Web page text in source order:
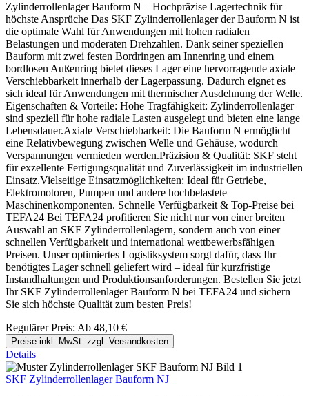
Zylinderrollenlager Bauform N – Hochpräzise Lagertechnik für
höchste Ansprüche Das SKF Zylinderrollenlager der Bauform N ist
die optimale Wahl für Anwendungen mit hohen radialen
Belastungen und moderaten Drehzahlen. Dank seiner speziellen
Bauform mit zwei festen Bordringen am Innenring und einem
bordlosen Außenring bietet dieses Lager eine hervorragende axiale
Verschiebbarkeit innerhalb der Lagerpassung. Dadurch eignet es
sich ideal für Anwendungen mit thermischer Ausdehnung der Welle.
Eigenschaften & Vorteile: Hohe Tragfähigkeit: Zylinderrollenlager
sind speziell für hohe radiale Lasten ausgelegt und bieten eine lange
Lebensdauer.Axiale Verschiebbarkeit: Die Bauform N ermöglicht
eine Relativbewegung zwischen Welle und Gehäuse, wodurch
Verspannungen vermieden werden.Präzision & Qualität: SKF steht
für exzellente Fertigungsqualität und Zuverlässigkeit im industriellen
Einsatz.Vielseitige Einsatzmöglichkeiten: Ideal für Getriebe,
Elektromotoren, Pumpen und andere hochbelastete
Maschinenkomponenten. Schnelle Verfügbarkeit & Top-Preise bei
TEFA24 Bei TEFA24 profitieren Sie nicht nur von einer breiten
Auswahl an SKF Zylinderrollenlagern, sondern auch von einer
schnellen Verfügbarkeit und international wettbewerbsfähigen
Preisen. Unser optimiertes Logistiksystem sorgt dafür, dass Ihr
benötigtes Lager schnell geliefert wird – ideal für kurzfristige
Instandhaltungen und Produktionsanforderungen. Bestellen Sie jetzt
Ihr SKF Zylinderrollenlager Bauform N bei TEFA24 und sichern
Sie sich höchste Qualität zum besten Preis!
Regulärer Preis: Ab 48,10 €
Preise inkl. MwSt. zzgl. Versandkosten
Details
SKF Zylinderrollenlager Bauform NJ